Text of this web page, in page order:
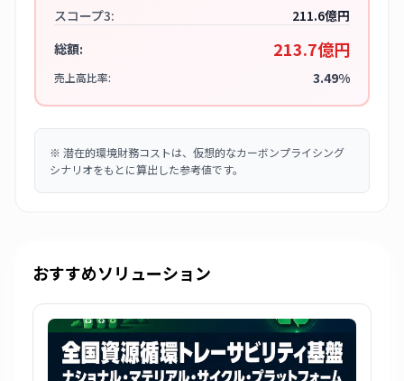
スコープ3:
211.6億円
総額:
213.7億円
売上高比率: 3.49%
※ 潜在的環境財務コストは、仮想的なカーボンプライシング
シナリオをもとに算出した参考値です。
おすすめソリューション